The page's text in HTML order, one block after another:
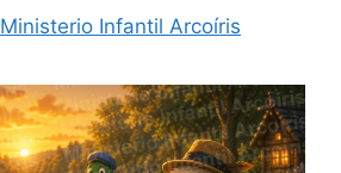
Ministerio Infantil Arcoíris